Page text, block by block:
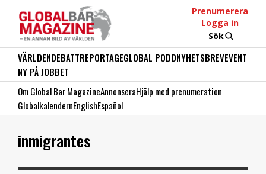
Prenumerera
Logga in
Sök
VÄRLDENDEBATTREPORTAGEGLOBAL PODDNYHETSBREVEVENT
NY PÅ JOBBET
Om Global Bar MagazineAnnonseraHjälp med prenumeration
GlobalkalendernEnglishEspañol
inmigrantes